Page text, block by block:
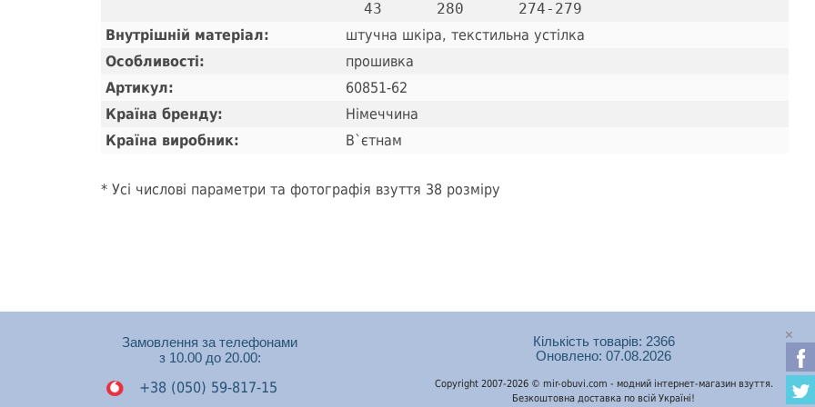
Внутрішній матеріал:
штучна шкіра, текстильна устілка
Особливості:
прошивка
Артикул:
60851-62
Країна бренду:
Німеччина
Країна виробник:
В`єтнам
* Усі числові параметри та фотографія взуття 38 розміру
Замовлення за телефонами
з 10.00 до 20.00:
+38 (050) 59-817-15
Кількість товарів: 2366
Оновлено: 07.08.2026
Copyright 2007-2026 © mir-obuvi.com - модний інтернет-магазин взуття.
Безкоштовна доставка по всій Україні!